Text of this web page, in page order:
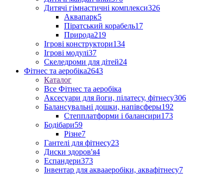
Дитячі гімнастичні комплекси326
Аквапарк5
Піратський корабель17
Природа219
Ігрові конструктори134
Ігрові модулі37
Скеледроми для дітей24
Фітнес та аеробіка2643
Каталог
Все Фітнес та аеробіка
Аксесуари для йоги, пілатесу, фітнесу306
Балансувальні дошки, напівсферы192
Степплатформи і балансири173
Бодібари59
Різне7
Гантелі для фітнесу23
Диски здоров'я4
Еспандери373
Інвентар для аквааеробіки, аквафітнесу7